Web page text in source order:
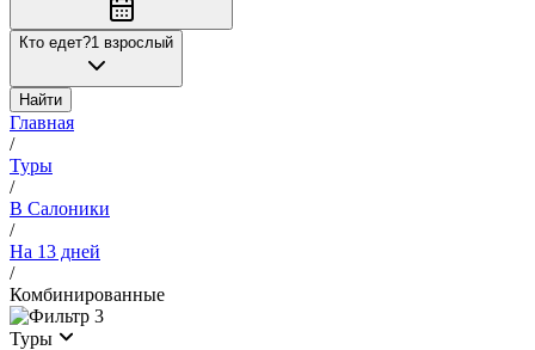
Кто едет?1 взрослый
Найти
Главная
/
Туры
/
В Салоники
/
На 13 дней
/
Комбинированные
3
Туры